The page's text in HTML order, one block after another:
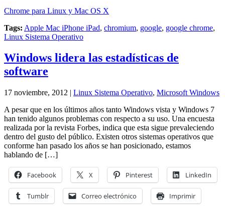
Chrome para Linux y Mac OS X
Tags: Apple Mac iPhone iPad, chromium, google, google chrome,
Linux Sistema Operativo
Windows lidera las estadísticas de
software
17 noviembre, 2012 | Linux Sistema Operativo, Microsoft Windows
A pesar que en los últimos años tanto Windows vista y Windows 7
han tenido algunos problemas con respecto a su uso. Una encuesta
realizada por la revista Forbes, indica que esta sigue prevaleciendo
dentro del gusto del público. Existen otros sistemas operativos que
conforme han pasado los años se han posicionado, estamos
hablando de […]
Facebook X Pinterest LinkedIn
Tumblr Correo electrónico Imprimir